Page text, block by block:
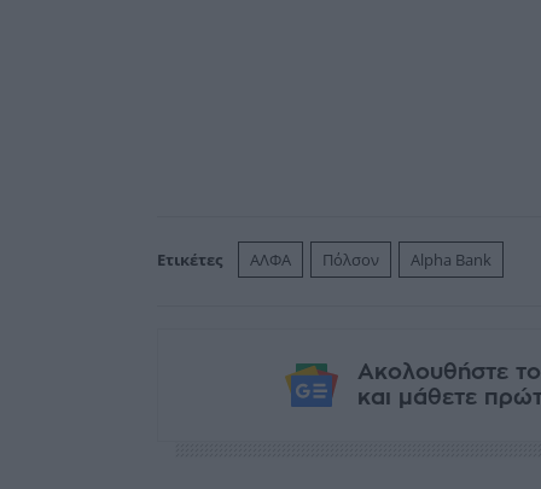
Ετικέτες ΑΛΦΑ Πόλσον Alpha Bank
Ακολουθήστε
και μάθετε